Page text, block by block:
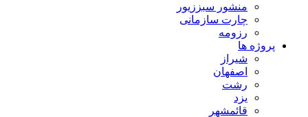
منشور سبززیور
چارت سازمانی
رزومه
پروژه ها
شیراز
اصفهان
رشت
یزد
قائمشهر